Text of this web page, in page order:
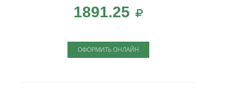
1891.25
ОФОРМИТЬ ОНЛАЙН